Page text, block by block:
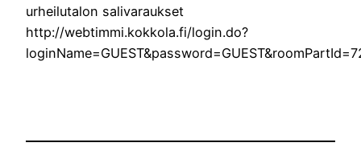
urheilutalon salivaraukset
http://webtimmi.kokkola.fi/login.do?